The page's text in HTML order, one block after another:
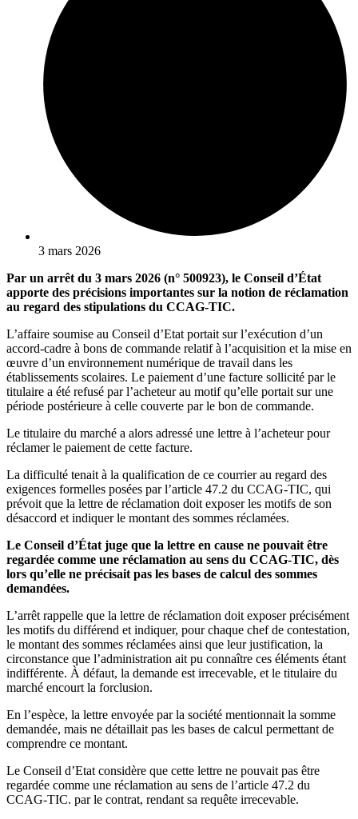
3 mars 2026
Par un arrêt du 3 mars 2026 (n° 500923), le Conseil d’État
apporte des précisions importantes sur la notion de réclamation
au regard des stipulations du CCAG-TIC.
L’affaire soumise au Conseil d’Etat portait sur l’exécution d’un
accord-cadre à bons de commande relatif à l’acquisition et la mise en
œuvre d’un environnement numérique de travail dans les
établissements scolaires. Le paiement d’une facture sollicité par le
titulaire a été refusé par l’acheteur au motif qu’elle portait sur une
période postérieure à celle couverte par le bon de commande.
Le titulaire du marché a alors adressé une lettre à l’acheteur pour
réclamer le paiement de cette facture.
La difficulté tenait à la qualification de ce courrier au regard des
exigences formelles posées par l’article 47.2 du CCAG-TIC, qui
prévoit que la lettre de réclamation doit exposer les motifs de son
désaccord et indiquer le montant des sommes réclamées.
Le Conseil d’État juge que la lettre en cause ne pouvait être
regardée comme une réclamation au sens du CCAG-TIC, dès
lors qu’elle ne précisait pas les bases de calcul des sommes
demandées.
L’arrêt rappelle que la lettre de réclamation doit exposer précisément
les motifs du différend et indiquer, pour chaque chef de contestation,
le montant des sommes réclamées ainsi que leur justification, la
circonstance que l’administration ait pu connaître ces éléments étant
indifférente. À défaut, la demande est irrecevable, et le titulaire du
marché encourt la forclusion.
En l’espèce, la lettre envoyée par la société mentionnait la somme
demandée, mais ne détaillait pas les bases de calcul permettant de
comprendre ce montant.
Le Conseil d’Etat considère que cette lettre ne pouvait pas être
regardée comme une réclamation au sens de l’article 47.2 du
CCAG-TIC. par le contrat, rendant sa requête irrecevable.